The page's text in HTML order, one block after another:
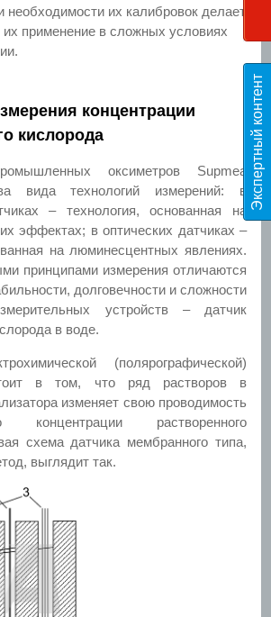
Э
к
с
п
е
р
т
н
ы
й
к
о
н
т
е
н
т
T
E
S
необходимости их калибровок делает
применение в сложных условиях
концентрации
кислорода
оксиметров Supmea
вида технологий измерений: в
– технология, основанная на
эффектах; в оптических датчиках –
на люминесцентных явлениях.
принципами измерения отличаются
долговечности и сложности
устройств – датчик
в воде.
(полярографической)
в том, что ряд растворов в
изменяет свою проводимость
концентрации растворенного
схема датчика мембранного типа,
выглядит так.